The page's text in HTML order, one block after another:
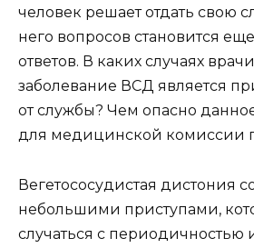
человек решает отдать свою
него вопросов становится
ответов. В каких случаях
заболевание ВСД является
от службы? Чем опасно
для медицинской комиссии
Вегетососудистая дистония
небольшими приступами,
случаться с периодичностью